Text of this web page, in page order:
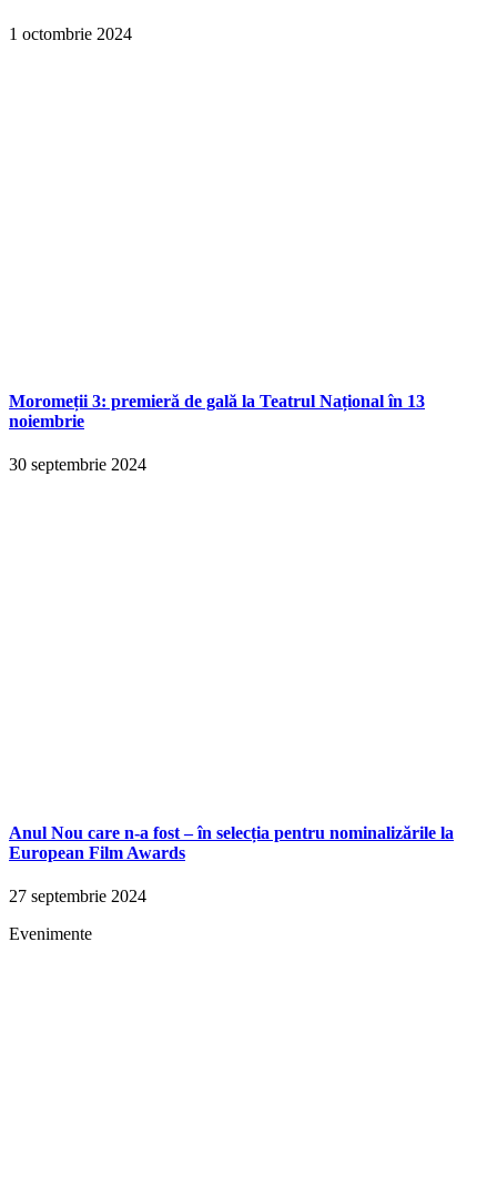
1 octombrie 2024
Moromeții 3: premieră de gală la Teatrul Național în 13
noiembrie
30 septembrie 2024
Anul Nou care n-a fost – în selecția pentru nominalizările la
European Film Awards
27 septembrie 2024
Evenimente